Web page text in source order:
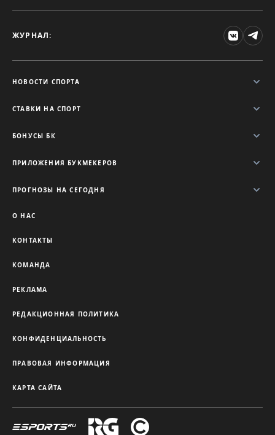
ЖУРНАЛ:
НОВОСТИ СПОРТА
СТАВКИ НА СПОРТ
БОНУСЫ БК
ПРИЛОЖЕНИЯ БУКМЕКЕРОВ
ПРОГНОЗЫ НА СЕГОДНЯ
О НАС
КОНТАКТЫ
КОМАНДА
РЕКЛАМА
РЕДАКЦИОННАЯ ПОЛИТИКА
КОНФИДЕНЦИАЛЬНОСТЬ
ПРАВОВАЯ ИНФОРМАЦИЯ
КАРТА САЙТА